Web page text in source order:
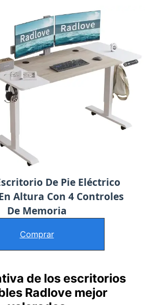
De Pie Eléctrico
Altura Con 4 Controles
De Memoria
Comprar
de los escritorios
Radlove mejor